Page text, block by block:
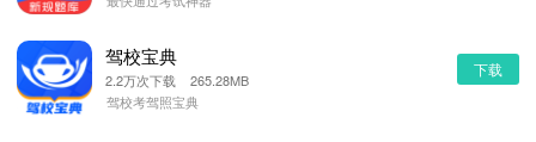
驾校宝典
2.2万次下载 265.28MB
驾校考驾照宝典
下载